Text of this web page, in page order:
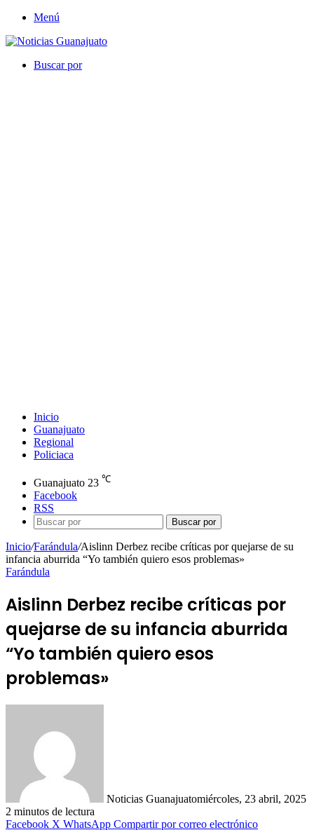
Menú
Buscar por
Inicio
Guanajuato
Regional
Policiaca
Guanajuato 23 ℃
Facebook
RSS
Buscar por
Inicio/Farándula/Aislinn Derbez recibe críticas por quejarse de su
infancia aburrida “Yo también quiero esos problemas»
Farándula
Aislinn Derbez recibe críticas por
quejarse de su infancia aburrida
“Yo también quiero esos
problemas»
Noticias Guanajuatomiércoles, 23 abril, 2025
2 minutos de lectura
Facebook X WhatsApp Compartir por correo electrónico